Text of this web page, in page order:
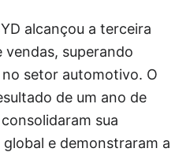
alcançou a terceira
superando
setor automotivo. O
de um ano de
sua
e demonstraram a